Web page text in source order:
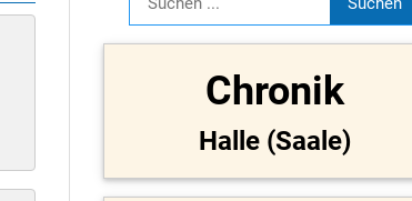
Chronik
Halle (Saale)